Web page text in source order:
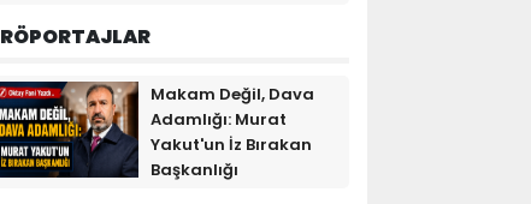
RÖPORTAJLAR
Makam Değil, Dava
Adamlığı: Murat
Yakut'un İz Bırakan
Başkanlığı